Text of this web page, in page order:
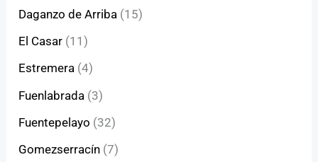
Daganzo de Arriba (15)
El Casar (11)
Estremera (4)
Fuenlabrada (3)
Fuentepelayo (32)
Gomezserracín (7)